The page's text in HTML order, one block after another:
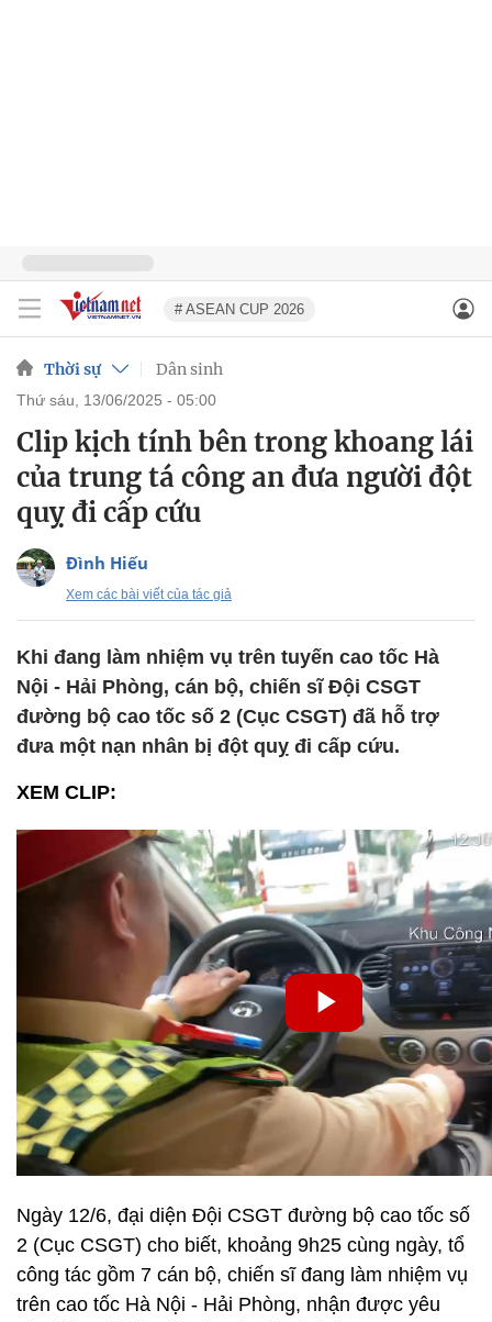
# ASEAN CUP 2026
Thời sự Dân sinh
thứ sáu, 13/06/2025 - 05:00
Clip kịch tính bên trong khoang lái
của trung tá công an đưa người đột
quỵ đi cấp cứu
Đình Hiếu
Xem các bài viết của tác giả
Khi đang làm nhiệm vụ trên tuyến cao tốc Hà
Nội - Hải Phòng, cán bộ, chiến sĩ Đội CSGT
đường bộ cao tốc số 2 (Cục CSGT) đã hỗ trợ
đưa một nạn nhân bị đột quỵ đi cấp cứu.
XEM CLIP:
Ngày 12/6, đại diện Đội CSGT đường bộ cao tốc số
2 (Cục CSGT) cho biết, khoảng 9h25 cùng ngày, tổ
công tác gồm 7 cán bộ, chiến sĩ đang làm nhiệm vụ
trên cao tốc Hà Nội - Hải Phòng, nhận được yêu